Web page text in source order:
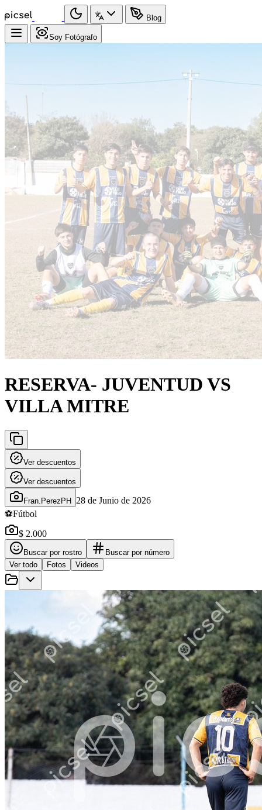
Blog
Soy Fotógrafo
RESERVA- JUVENTUD VS
VILLA MITRE
Ver descuentos
Ver descuentos
Fran.PerezPH
28 de Junio de 2026
⚽Fútbol
$ 2.000
Buscar por rostro
Buscar por número
Ver todo
Fotos Videos